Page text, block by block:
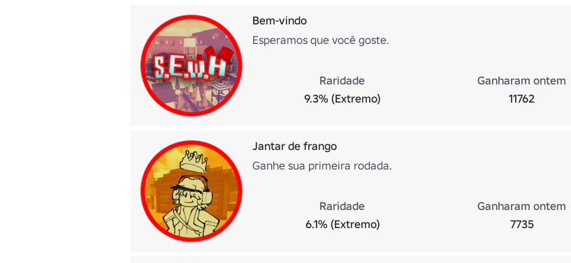
Bem-vindo
Esperamos que você goste.
Raridade
9.3% (Extremo)
Ganharam ontem
11762
Jantar de frango
Ganhe sua primeira rodada.
Raridade
6.1% (Extremo)
Ganharam ontem
7735